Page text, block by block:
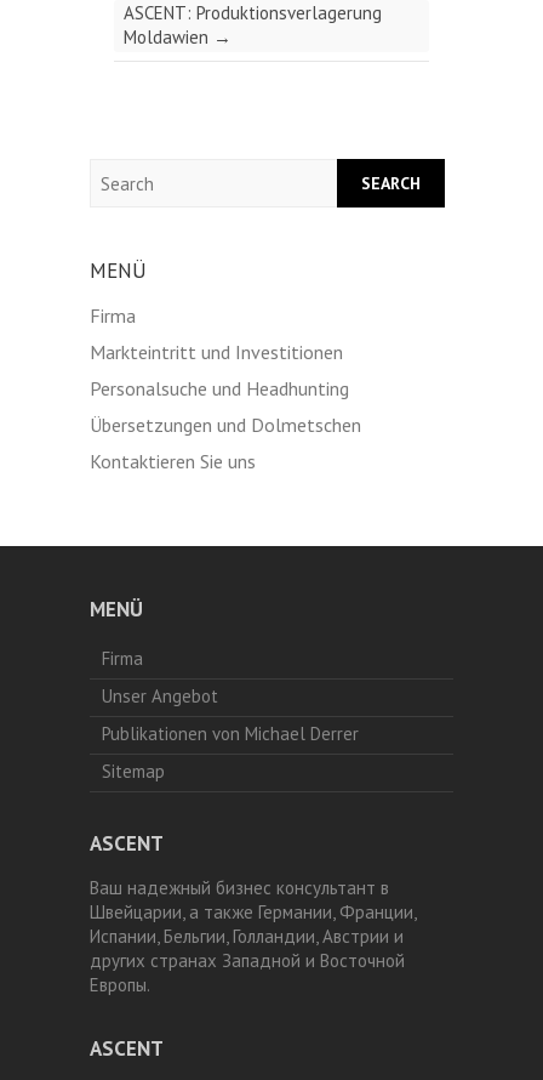
ASCENT: Produktionsverlagerung
Moldawien →
MENÜ
Firma
Markteintritt und Investitionen
Personalsuche und Headhunting
Übersetzungen und Dolmetschen
Kontaktieren Sie uns
MENÜ
Firma
Unser Angebot
Publikationen von Michael Derrer
Sitemap
ASCENT
Ваш надежный бизнес консультант в
Швейцарии, а также Германии, Франции,
Испании, Бельгии, Голландии, Австрии и
других странах Западной и Восточной
Европы.
ASCENT